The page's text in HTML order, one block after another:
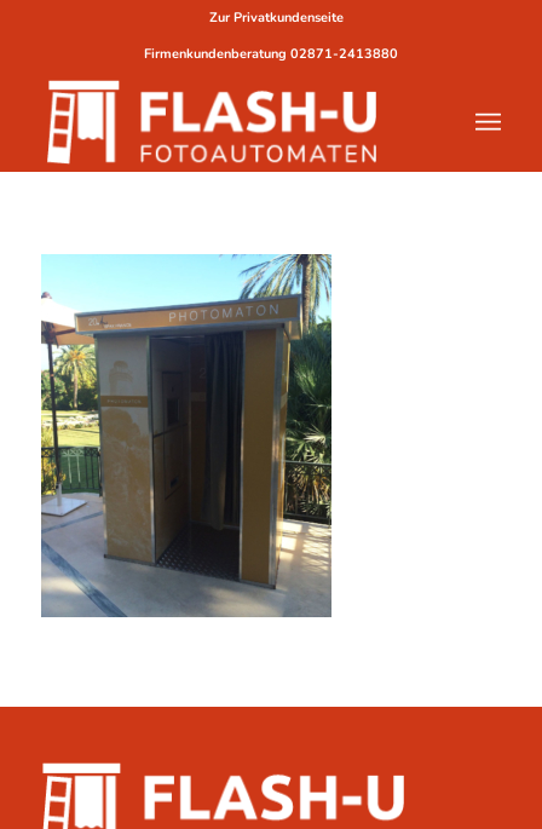
Zur Privatkundenseite
Firmenkundenberatung 02871-2413880